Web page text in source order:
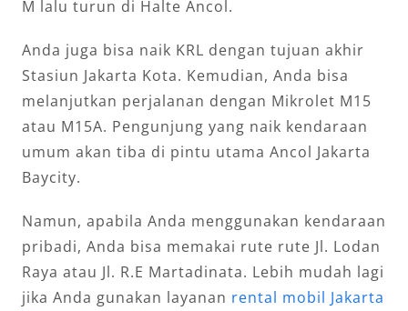
M lalu turun di Halte Ancol.
Anda juga bisa naik KRL dengan tujuan akhir
Stasiun Jakarta Kota. Kemudian, Anda bisa
melanjutkan perjalanan dengan Mikrolet M15
atau M15A. Pengunjung yang naik kendaraan
umum akan tiba di pintu utama Ancol Jakarta
Baycity.
Namun, apabila Anda menggunakan kendaraan
pribadi, Anda bisa memakai rute rute Jl. Lodan
Raya atau Jl. R.E Martadinata. Lebih mudah lagi
jika Anda gunakan layanan rental mobil Jakarta